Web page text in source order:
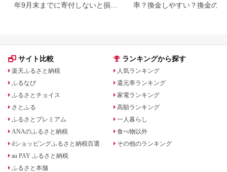
年9月末までに寄付しないと損す
率？換金しやすい？換金の可
サイト比較
楽天ふるさと納税
ふるなび
ふるさとチョイス
さとふる
ふるさとプレミアム
ANAのふるさと納税
dショッピングふるさと納税百選
au PAY ふるさと納税
ふるさと本舗
ランキングから探す
人気ランキング
還元率ランキング
家電ランキング
高額ランキング
一人暮らし
食べ物以外
その他のランキング